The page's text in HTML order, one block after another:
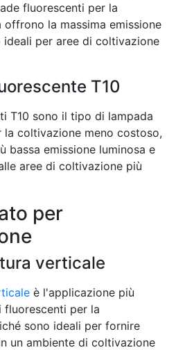
fluorescenti per la
la massima emissione
ideali per aree di coltivazione
T10
T10 sono il tipo di lampada
la coltivazione meno costoso,
bassa emissione luminosa e
aree di coltivazione più
per
verticale
è l'applicazione più
per la
sono ideali per fornire
un ambiente di coltivazione